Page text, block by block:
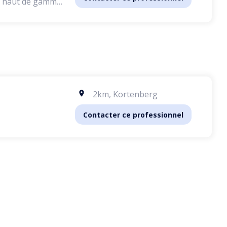
trimming
naturels,
2km, Kortenberg
Contacter ce professionnel